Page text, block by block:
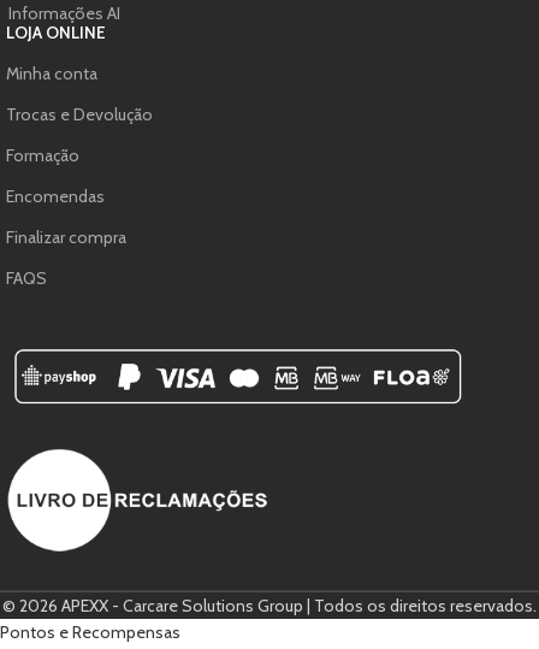
Informações AI
LOJA ONLINE
Minha conta
Trocas e Devolução
Formação
Encomendas
Finalizar compra
FAQS
© 2026 APEXX - Carcare Solutions Group | Todos os direitos reservados.
Cleaner
Compre
Pontos e Recompensas